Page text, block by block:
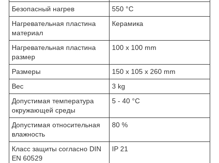
Безопасный нагрев
550 °C
Нагревательная пластина
материал
Керамика
Нагревательная пластина
размер
100 x 100 mm
Размеры
150 x 105 x 260 mm
Вес
3 kg
Допустимая температура
окружающей среды
5 - 40 °C
Допустимая относительная
влажность
80 %
Класс защиты согласно DIN
EN 60529
IP 21